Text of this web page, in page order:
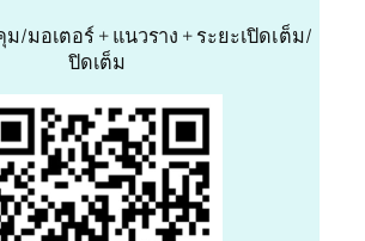
/มอเตอร์ + แนวราง + ระยะเปิดเต็ม/
ปิดเต็ม